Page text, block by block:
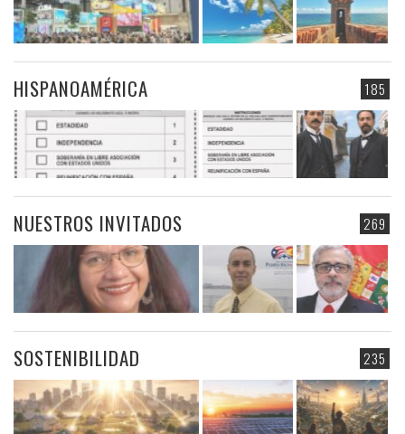
185
HISPANOAMÉRICA
269
NUESTROS INVITADOS
235
SOSTENIBILIDAD